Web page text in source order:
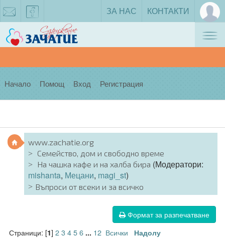
facebook
ЗА НАС КОНТАКТИ
Начало Помощ Вход Регистрация
www.zachatie.org
Семейство, дом и свободно време
На чашка кафе и на халба бира (Модератори:
mishanta, Мецани, magi_st)
Въпроси от всеки и за всичко
Формат за разпечатване
Страници: [1] 23456 ... 12 Всички Надолу